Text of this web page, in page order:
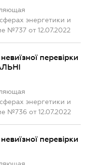
энергетики и
№737 от 12.07.2022
перевірки
энергетики и
№736 от 12.07.2022
перевірки